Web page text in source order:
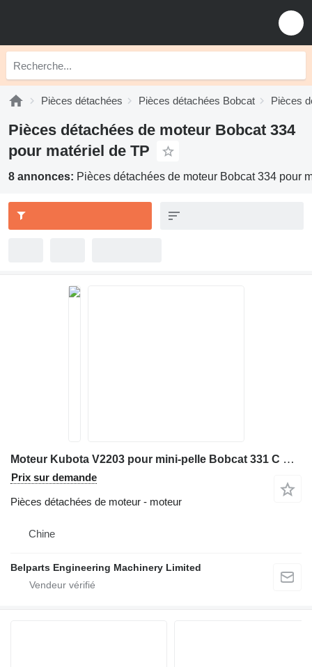
Pièces détachées Pièces détachées Bobcat Pièces
Pièces détachées de moteur Bobcat 334
pour matériel de TP
8 annonces: Pièces détachées de moteur Bobcat 334 pour
Moteur Kubota V2203 pour mini-pelle Bobcat 331 C D G E 334 337 341 E42 E45
Prix sur demande
Pièces détachées de moteur - moteur
Chine
Belparts Engineering Machinery Limited